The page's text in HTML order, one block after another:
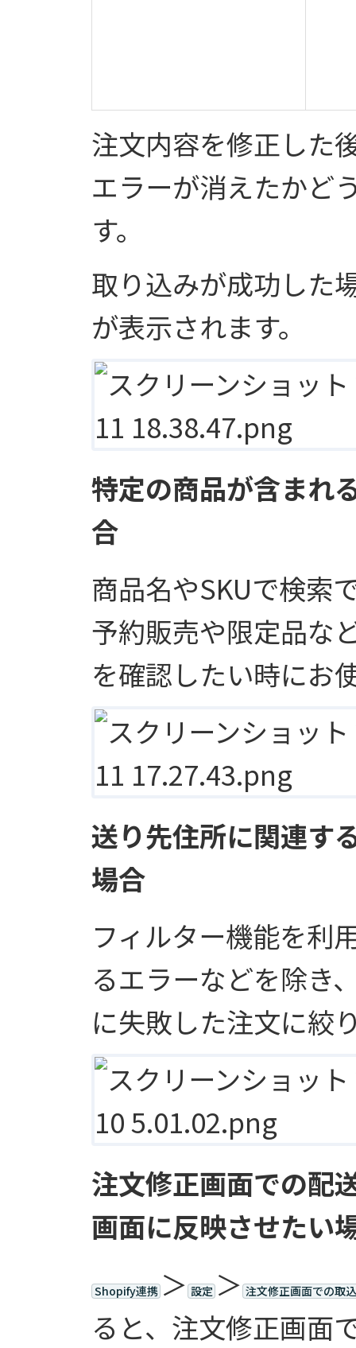
注文内容を修正した
エラーが消えたかど
す。
取り込みが成功した
が表示されます。
特定の商品が含まれ
合
商品名やSKUで検索
予約販売や限定品な
を確認したい時にお
送り先住所に関連す
場合
フィルター機能を利
るエラーなどを除き
に失敗した注文に絞
注文修正画面での配
画面に反映させたい
Shopify連携 ＞ 設定 ＞ 注文修正画面での取
ると、注文修正画面